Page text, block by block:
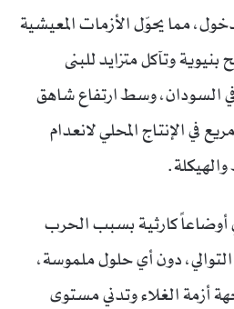
مما يحوّل الأزمات المعيشية
وتآكل متزايد للبنى
في السودان، وسط ارتفاع شاهق
في الإنتاج المحلي لانعدام
أوضاعاً كارثية بسبب الحرب
التوالي، دون أي حلول ملموسة،
أزمة الغلاء وتدني مستوى